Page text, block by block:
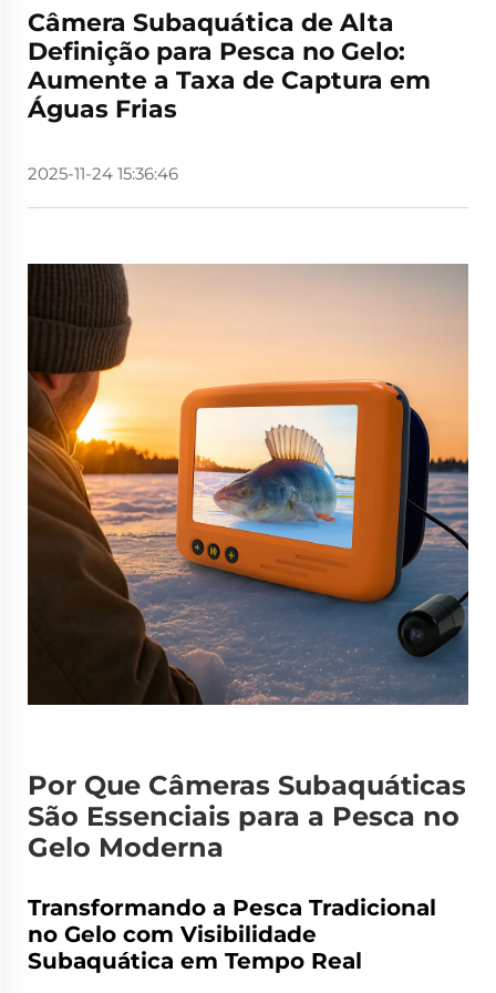
Câmera Subaquática de Alta
Definição para Pesca no Gelo:
Aumente a Taxa de Captura em
Águas Frias
2025-11-24 15:36:46
Por Que Câmeras Subaquáticas
São Essenciais para a Pesca no
Gelo Moderna
Transformando a Pesca Tradicional
no Gelo com Visibilidade
Subaquática em Tempo Real